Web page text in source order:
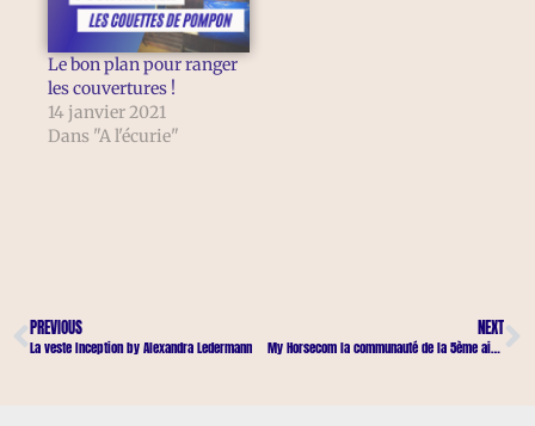
Le bon plan pour ranger
les couvertures !
14 janvier 2021
Dans "A l'écurie"
PREVIOUS
La veste Inception by Alexandra Ledermann
NEXT
My Horsecom la communauté de la 5ème aide naturelle en équitation.